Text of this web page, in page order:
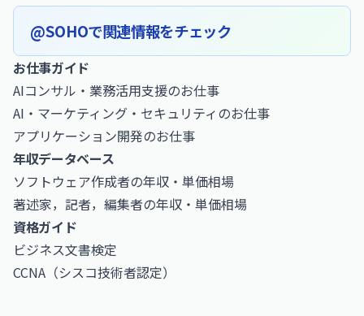
@SOHOで関連情報をチェック
お仕事ガイド
AIコンサル・業務活用支援のお仕事
AI・マーケティング・セキュリティのお仕事
アプリケーション開発のお仕事
年収データベース
ソフトウェア作成者の年収・単価相場
著述家，記者，編集者の年収・単価相場
資格ガイド
ビジネス文書検定
CCNA（シスコ技術者認定）